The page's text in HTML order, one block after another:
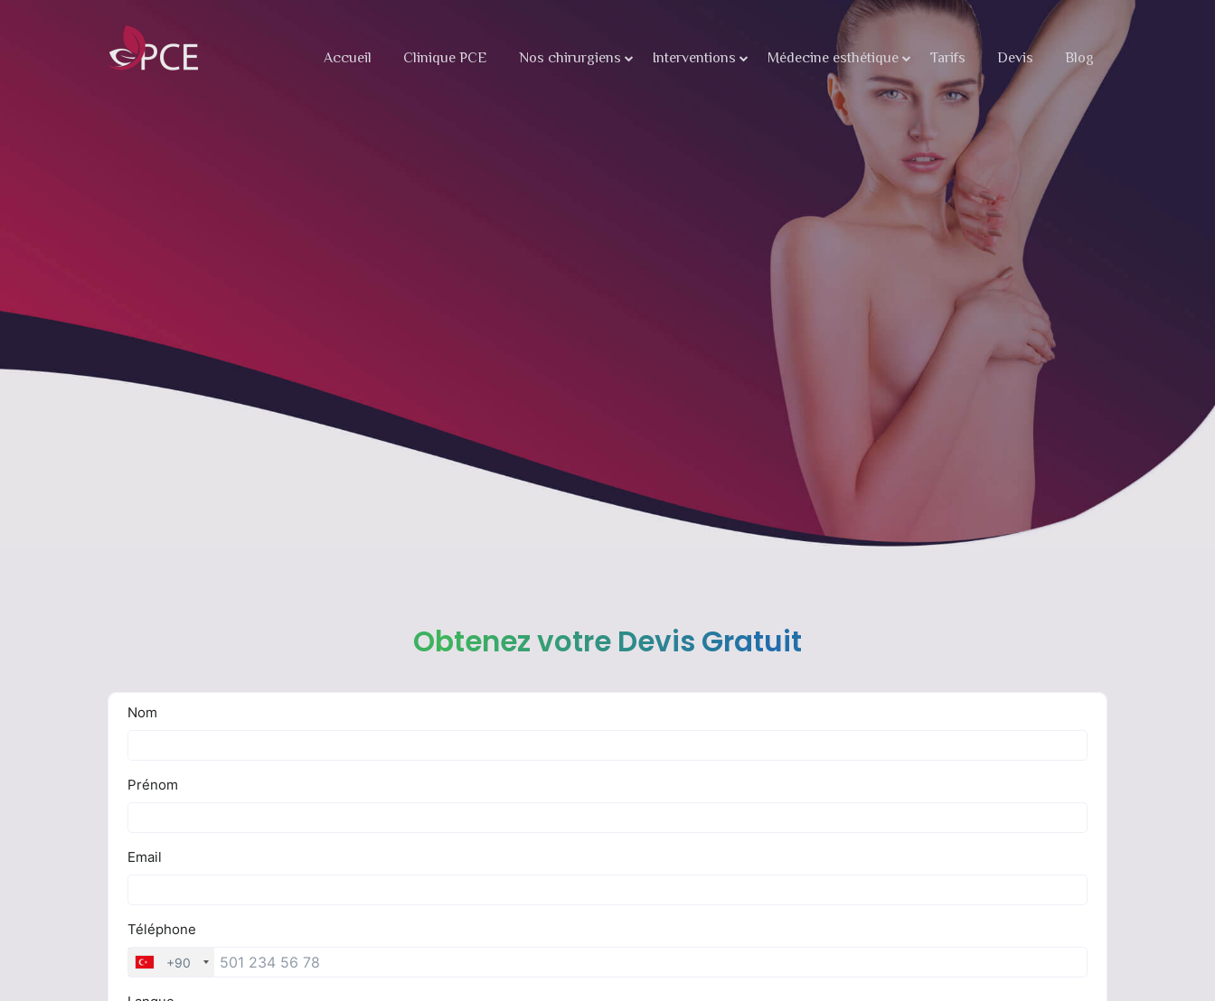
Accueil Clinique PCE Nos chirurgiens Interventions Médecine esthétique Tarifs Devis Blog
Obtenez votre Devis Gratuit